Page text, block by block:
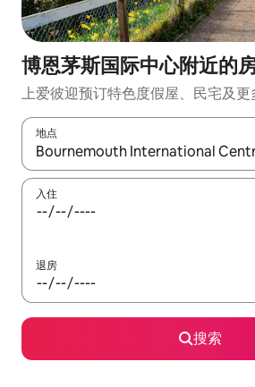
博恩茅斯国际中心附近的
上爱彼迎预订特色度假屋、民宅及
地点
如有搜索结果，请使用上下方向键查
入住
退房
搜索